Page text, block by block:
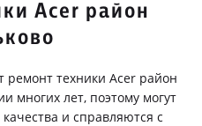
Acer район
техники Acer район
многих лет, поэтому могут
и справляются с